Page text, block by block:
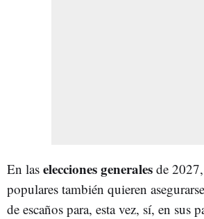
En las elecciones generales de
populares también quieren
de escaños para, esta vez, sí, en sus